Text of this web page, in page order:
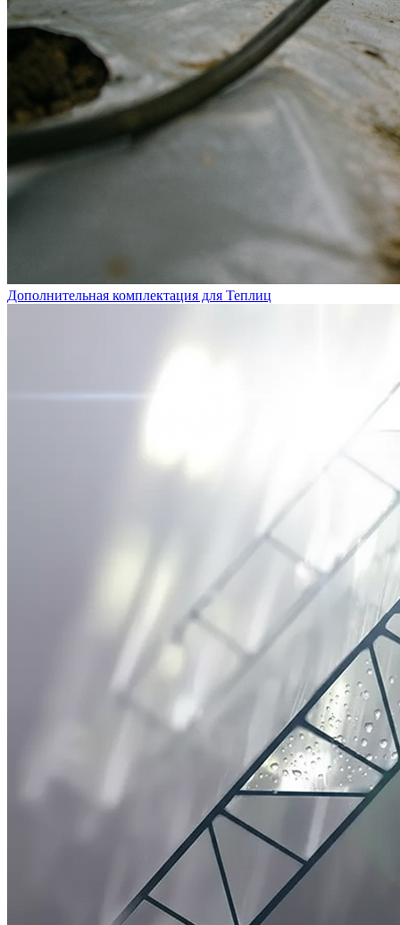
Дополнительная комплектация для Теплиц